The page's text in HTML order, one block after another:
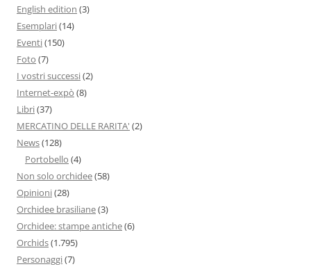
English edition (3)
Esemplari(14)
Eventi(150)
Foto (7)
I vostri successi(2)
Internet-expò (8)
Libri(37)
MERCATINO DELLE RARITA' (2)
News(128)
Portobello (4)
Non solo orchidee(58)
Opinioni(28)
Orchidee brasiliane(3)
Orchidee: stampe antiche(6)
Orchids(1.795)
Personaggi(7)